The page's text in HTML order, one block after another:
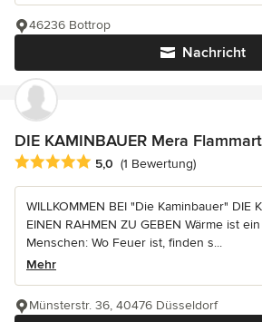
Nachricht
46236 Bottrop
DIE KAMINBAUER Mera
Durchschnittliche Bewertung: 5 von 5
5,0 (1 Bewertung)
WILLKOMMEN BEI "Die Kaminbauer" DIE
EINEN RAHMEN ZU GEBEN Wärme ist
Menschen: Wo Feuer ist, finden s...
Mehr
Münsterstr. 36, 40476 Düsseldorf